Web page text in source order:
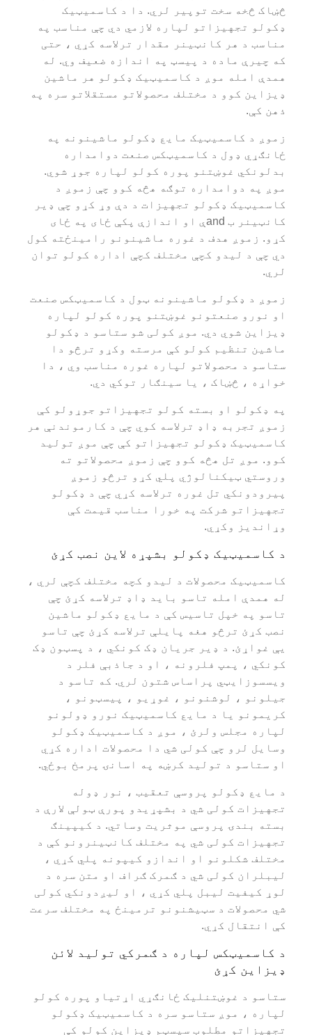
څښاک څخه سخت توپیر لري. دا د کاسمیټیک
ډکولو تجهیزاتو لپاره لازمي دي چې مناسب په
مناسب د هر کانټینر مقدار ترلاسه کړي ، حتی
که چیرې ماده د پیسټ په اندازه ضعیف وي. له
همدې امله موږ د کاسمیټیک ډکولو هر ماشین
ډیزاین کوو د مختلف محصولاتو مستقلاتو سره په
ذهن کې.
زموږ د کاسمیټیک مایع ډکولو ماشینونه په
ځانګړي ډول د کاسمیټکس صنعت دوامداره
بدلونکي غوښتنو پوره کولو لپاره جوړ شوي.
موږ په دوامداره توګه هڅه کوو چې زموږ د
کاسمیټیک ډکولو تجهیزات د دې وړ کړو چې ډیر
کانټینر ب andې او اندازې پکې ځای په ځای
کړو. زموږ هدف د غوره ماشینونو رامینځته کول
دي چې د لیدو کچې مختلف کچې اداره کولو توان
لري.
زموږ د ډکولو ماشینونه ټول د کاسمیټکس صنعت
او نورو صنعتونو غوښتنو پوره کولو لپاره
ډیزاین شوي دي. موږ کولی شو ستاسو د ډکولو
ماشین تنظیم کولو کې مرسته وکړو ترڅو دا
ستاسو د محصولاتو لپاره غوره مناسب وي ، دا
خواړه ، څښاک ، یا سینګار توکي دي.
په ډکولو او بسته کولو تجهیزاتو جوړولو کې
زموږ تجربه ډاډ ترلاسه کوي چې د کارموندنې هر
کاسمیټیک ډکولو تجهیزاتو کې چې موږ تولید
کوو. موږ تل هڅه کوو چې زموږ محصولاتو ته
وروستي ټیکنالوژي پلي کړو ترڅو زموږ
پیرودونکي تل غوره ترلاسه کړي چې د ډکولو
تجهیزاتو شرکت په خورا مناسب قیمت کې
وړاندیز وکړي.
د کاسمیټیک ډکولو بشپړه لاین نصب کړئ
کاسمیټیک محصولات د لیدو کچه مختلف کچې لري ،
له همدې امله تاسو باید ډاډ ترلاسه کړئ چې
تاسو په خپل تاسیس کې د مایع ډکولو ماشین
نصب کړئ ترڅو هغه پایلې ترلاسه کړئ چې تاسو
یې غواړئ. د ډیر جریان ډک کونکي ، د پسټون ډک
کونکي ، پمپ فلرونه ، او د جاذبې فلر د
ویسسوزایټي پراساس شتون لري. که تاسو د
جیلونو ، لوشنونو ، غوړیو ، پیسټونو ،
کریمونو یا د مایع کاسمیټیک نورو ډولونو
لپاره مجلس ولرئ ، موږ د کاسمیټیک ډکولو
وسایل لرو چې کولی شي دا محصولات اداره کړي
او ستاسو د تولید کرښه په اسانۍ پرمخ بوځي.
د مایع ډکولو پروسې تعقیب ، نور ډوله
تجهیزات کولی شي د بشپړیدو پورې ټولې لارې د
بسته بندۍ پروسې موثریت وساتي. د کیپینګ
تجهیزات کولی شي په مختلف کانټینرونو کې د
مختلف شکلونو او اندازو کیپونه پلي کړي ،
لیبلران کولی شي د ګمرک ګراف او متن سره د
لوړ کیفیت لیبل پلي کړي ، او لیږدونکي کولی
شي محصولات د سټیشنونو ترمینځ په مختلف سرعت
کې انتقال کړي.
د کاسمیټکس لپاره د ګمرکي تولید لائن
ډیزاین کړئ
ستاسو د غوښتنلیک ځانګړي اړتیاو پوره کولو
لپاره ، موږ ستاسو سره د کاسمیټیک ډکولو
تجهیزاتو مطلوب سیسټم ډیزاین کولو کې